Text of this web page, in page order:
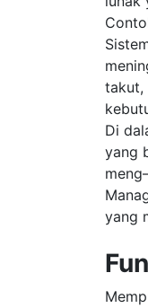
takut,
Di
yang
yang